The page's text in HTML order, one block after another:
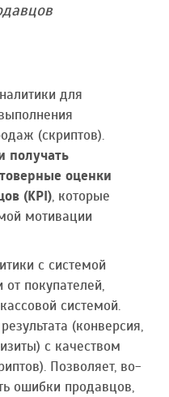
для
(скриптов).
получать
оценки
(KPI), которые
мотивации
с системой
от покупателей,
системой.
(конверсия,
с качеством
Позволяет, во-
ошибки продавцов,